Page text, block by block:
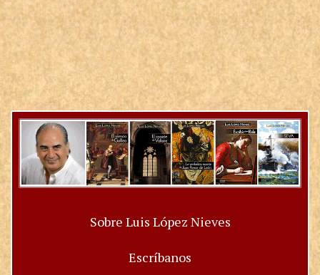
Sobre Luis López Nieves
Escríbanos